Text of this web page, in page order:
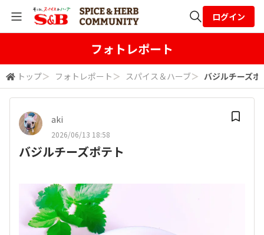
検索
ログイン
フォトレポート
トップ＞ フォトレポート ＞ スパイス＆ハーブ＞ バジルチーズポ
aki
2026/06/13 18:58
バジルチーズポテト